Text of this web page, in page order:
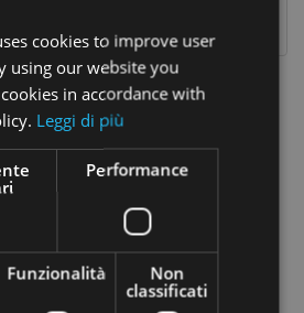
-25%
cookies to improve user
using our website you
in accordance with
Leggi di più
Performance
Funzionalità
Non
classificati